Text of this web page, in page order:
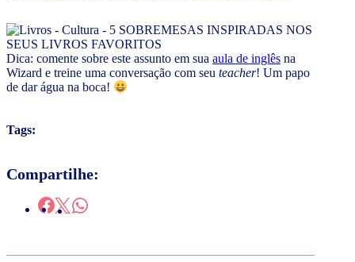
Dica: comente sobre este assunto em sua aula de inglês na
Wizard e treine uma conversação com seu teacher! Um papo
de dar água na boca!
Tags:
Compartilhe: